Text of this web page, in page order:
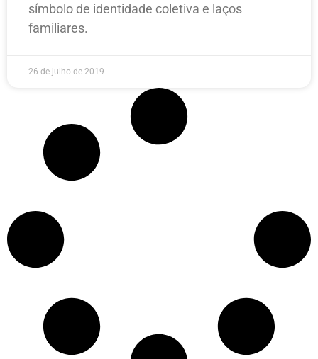
símbolo de identidade coletiva e laços
familiares.
26 de julho de 2019